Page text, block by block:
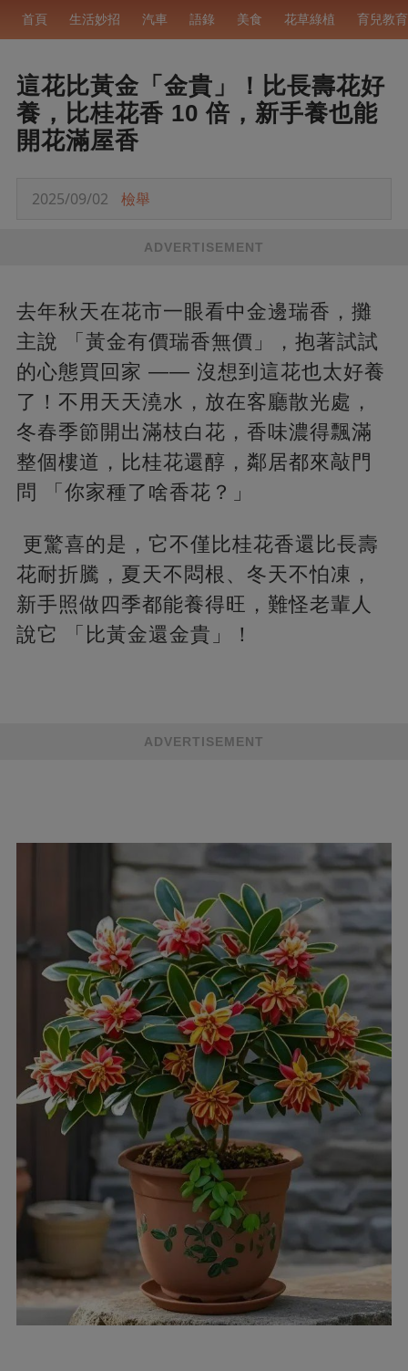
首頁 生活妙招 汽車 語錄 美食 花草綠植 育兒教育
這花比黃金「金貴」！比長壽花好
養，比桂花香 10 倍，新手養也能
開花滿屋香
2025/09/02 檢舉
ADVERTISEMENT
去年秋天在花市一眼看中金邊瑞香，攤
主說 「黃金有價瑞香無價」，抱著試試
的心態買回家 —— 沒想到這花也太好養
了！不用天天澆水，放在客廳散光處，
冬春季節開出滿枝白花，香味濃得飄滿
整個樓道，比桂花還醇，鄰居都來敲門
問 「你家種了啥香花？」
更驚喜的是，它不僅比桂花香還比長壽
花耐折騰，夏天不悶根、冬天不怕凍，
新手照做四季都能養得旺，難怪老輩人
說它 「比黃金還金貴」！
ADVERTISEMENT